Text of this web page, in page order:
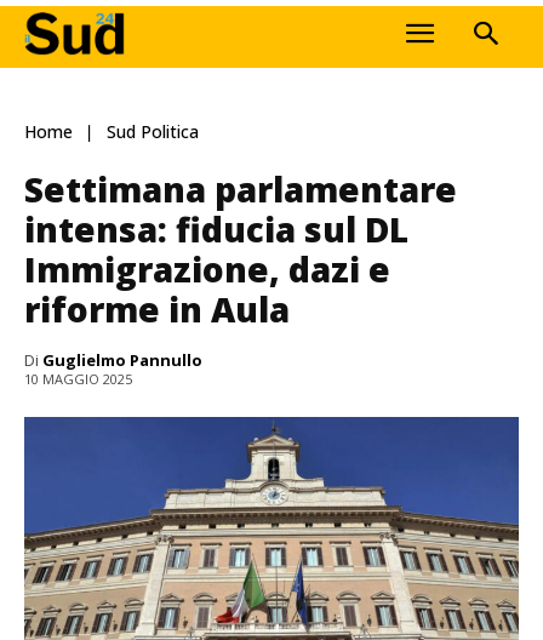
Home Sud Politica
Settimana parlamentare
intensa: fiducia sul DL
Immigrazione, dazi e
riforme in Aula
Di Guglielmo Pannullo
10 MAGGIO 2025